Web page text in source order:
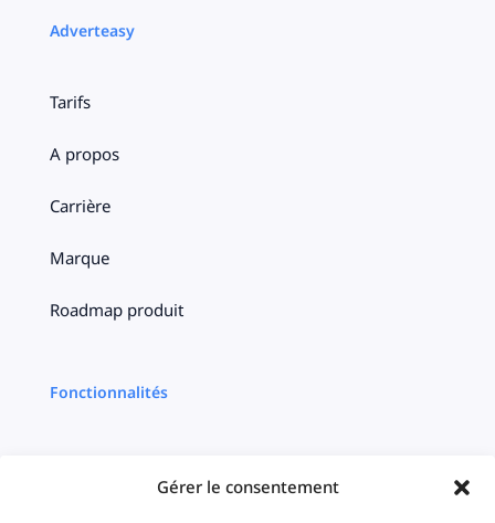
Gérer le consentement
Adverteasy
Tarifs
A propos
Carrière
Marque
Roadmap produit
Fonctionnalités